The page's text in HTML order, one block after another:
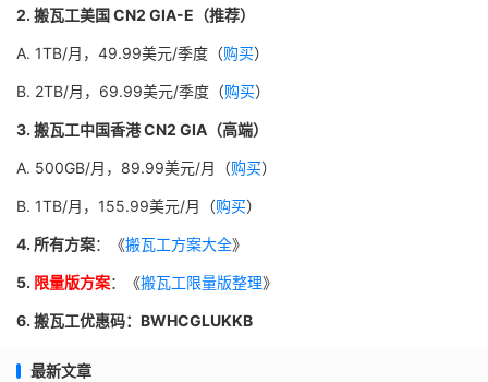
2. 搬瓦工美国 CN2 GIA-E（推荐）
A. 1TB/月，49.99美元/季度（购买）
B. 2TB/月，69.99美元/季度（购买）
3. 搬瓦工中国香港 CN2 GIA（高端）
A. 500GB/月，89.99美元/月（购买）
B. 1TB/月，155.99美元/月（购买）
4. 所有方案：《搬瓦工方案大全》
5. 限量版方案：《搬瓦工限量版整理》
6. 搬瓦工优惠码：BWHCGLUKKB
最新文章